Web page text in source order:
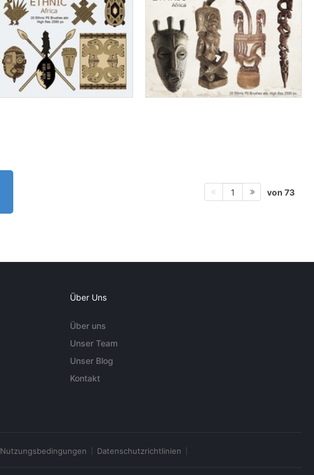
1 von 73
Über Uns
Über uns
Unser Team
Unser Blog
Kontakt
Nutzungsbedingungen Datenschutzrichtlinien